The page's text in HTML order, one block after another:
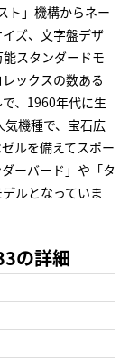
ト」機構からネー
ズ、文字盤デザ
スタンダードモ
ックスの数ある
、1960年代に生
気機種で、宝石広
ルを備えてスポー
ーバード」や「タ
ルとなっていま
の詳細